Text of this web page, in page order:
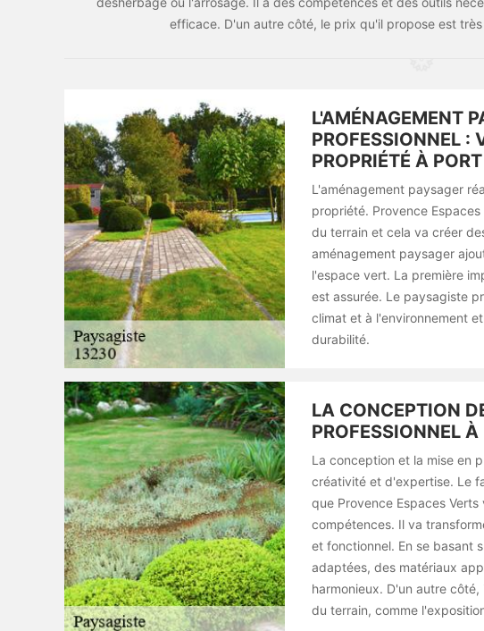
efficace. D'un autre côté, le prix qu'il propose est
L'AMÉNAGEMENT
PROFESSIONNEL :
PROPRIÉTÉ À
L'aménagement paysager
propriété. Provence
du terrain et cela va créer
aménagement paysager
l'espace vert. La première
est assurée. Le paysagiste
climat et à l'environnement
durabilité.
LA CONCEPTION
PROFESSIONNEL
La conception et la mise en
créativité et d'expertise. Le
que Provence Espaces
compétences. Il va
et fonctionnel. En se basant
adaptées, des matériaux
harmonieux. D'un autre
du terrain, comme